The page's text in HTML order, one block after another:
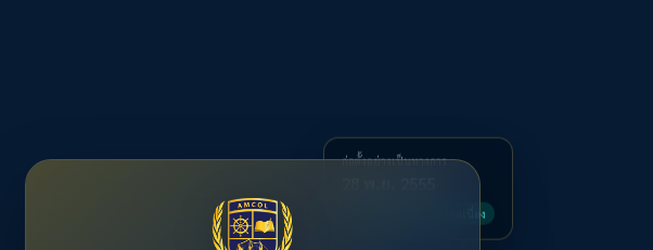
ก่อตั้งอย่างเป็นทางการ
พัฒนาการศึกษาอย่างต่อเนื่อง